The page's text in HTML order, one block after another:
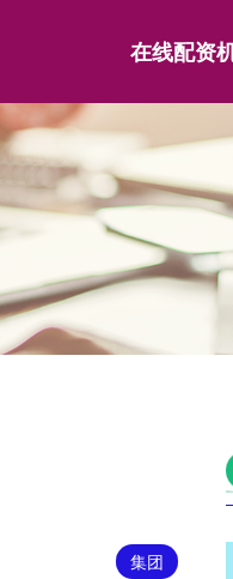
在线配资
集团